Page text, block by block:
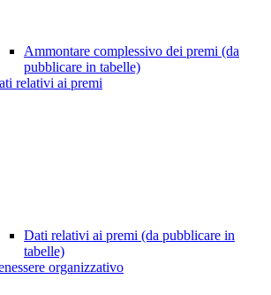
Ammontare complessivo dei premi (da
pubblicare in tabelle)
relativi ai premi
Dati relativi ai premi (da pubblicare in
tabelle)
organizzativo